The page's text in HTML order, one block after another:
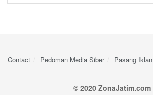
Contact Pedoman Media Siber Pasang Iklan
© 2020 ZonaJatim.com